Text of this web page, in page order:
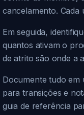
cancelamento. Cada
Em seguida,
quantos ativam o
de atrito são onde a
Documente tudo em
para transições e
guia de referência